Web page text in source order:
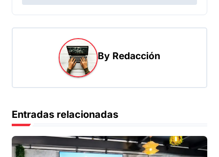
a
c
e
e
n
By Redacción
Entradas relacionadas